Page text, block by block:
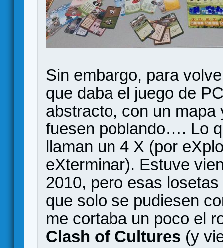
Sin embargo, para
que daba el juego de
abstracto, con un
fuesen poblando…. Lo
llaman un 4 X (por
eXterminar). Estuve
2010, pero esas
que solo se pudiesen
me cortaba un poco el
Clash of Cultures (y